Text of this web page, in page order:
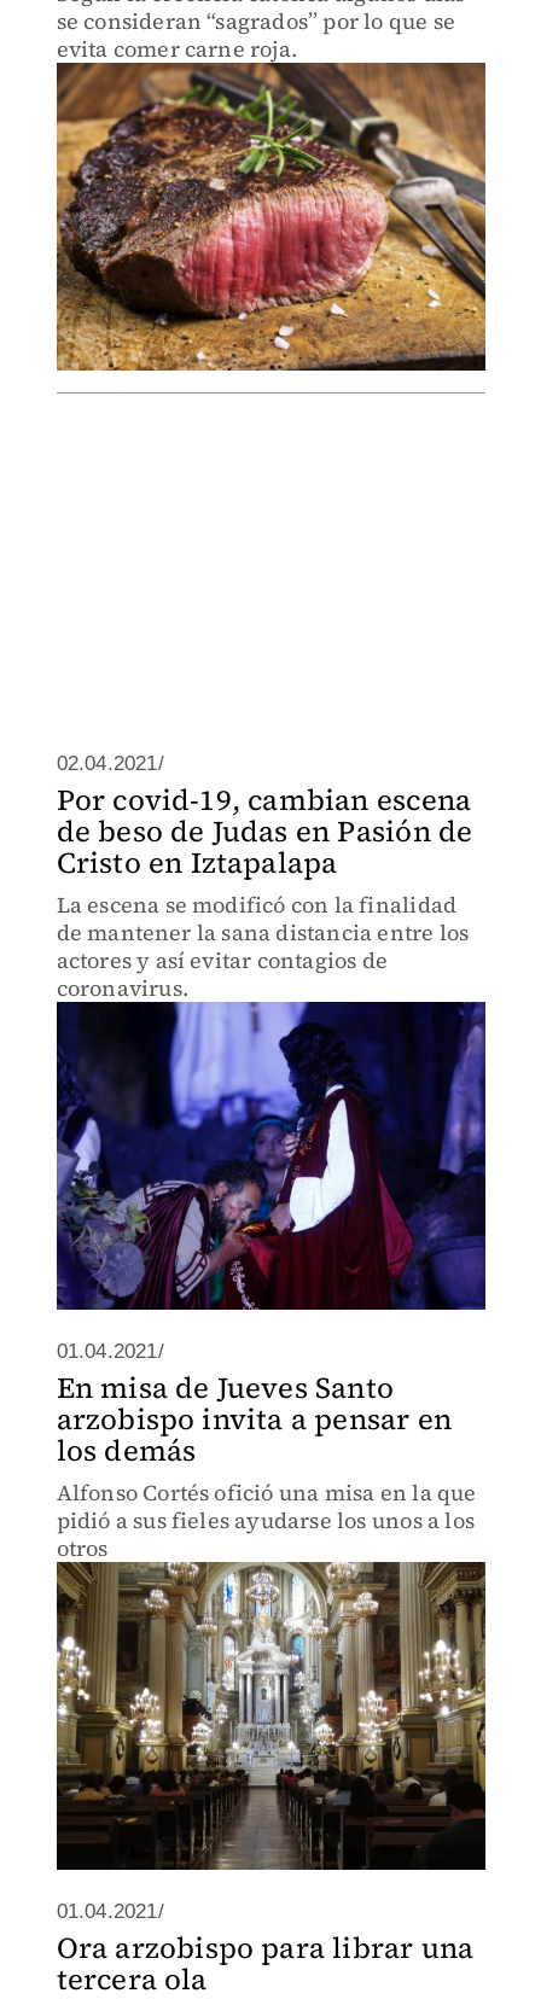
se consideran “sagrados” por lo que se
evita comer carne roja.
02.04.2021/
Por covid-19, cambian escena
de beso de Judas en Pasión de
Cristo en Iztapalapa
La escena se modificó con la finalidad
de mantener la sana distancia entre los
actores y así evitar contagios de
coronavirus.
01.04.2021/
En misa de Jueves Santo
arzobispo invita a pensar en
los demás
Alfonso Cortés ofició una misa en la que
pidió a sus fieles ayudarse los unos a los
otros
01.04.2021/
Ora arzobispo para librar una
tercera ola